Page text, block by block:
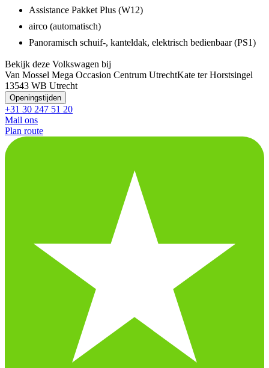
Assistance Pakket Plus (W12)
airco (automatisch)
Panoramisch schuif-, kanteldak, elektrisch bedienbaar (PS1)
Bekijk deze Volkswagen bij
Van Mossel Mega Occasion Centrum UtrechtKate ter Horstsingel
13543 WB Utrecht
Openingstijden
+31 30 247 51 20
Mail ons
Plan route